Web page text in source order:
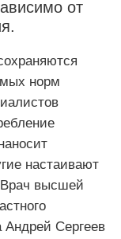
от
норм
настаивают
Врач высшей
Андрей Сергеев